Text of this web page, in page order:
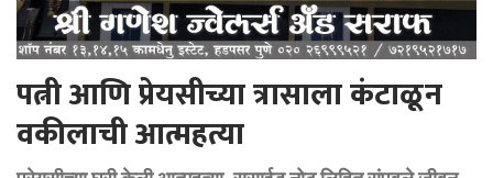
पत्नी आणि प्रेयसीच्या त्रासाला कंटाळून
वकीलाची आत्महत्या